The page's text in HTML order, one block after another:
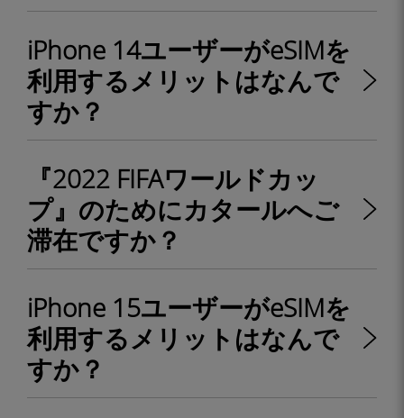
iPhone 14ユーザーがeSIMを
利用するメリットはなんで
すか？
『2022 FIFAワールドカッ
プ』のためにカタールへご
滞在ですか？
iPhone 15ユーザーがeSIMを
利用するメリットはなんで
すか？